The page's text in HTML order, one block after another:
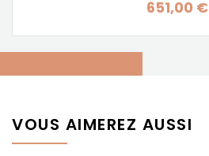
Prix
651,00 €
VOUS AIMEREZ AUSSI